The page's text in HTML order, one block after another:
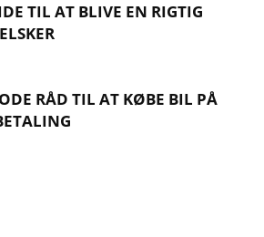
TIL AT BLIVE EN RIGTIG
RÅD TIL AT KØBE BIL PÅ